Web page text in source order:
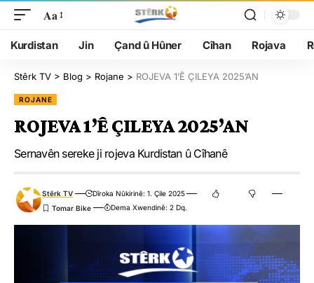
Aa
Kurdistan Jin Çand û Hûner Cîhan Rojava
Stêrk TV > Blog > Rojane > ROJEVA 1’Ê ÇILEYA 2025’AN
ROJANE
ROJEVA 1’Ê ÇILEYA 2025’AN
Sernavên sereke ji rojeva Kurdistan û Cîhanê
Stêrk TV
Dîroka Nûkirinê: 1. Çile 2025
Dema Xwendinê: 2 Dq.